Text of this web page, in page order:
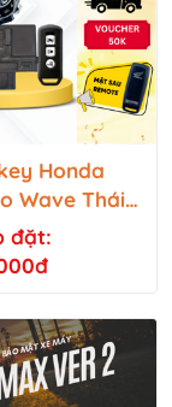
Honda
Wave Thái
đặt: